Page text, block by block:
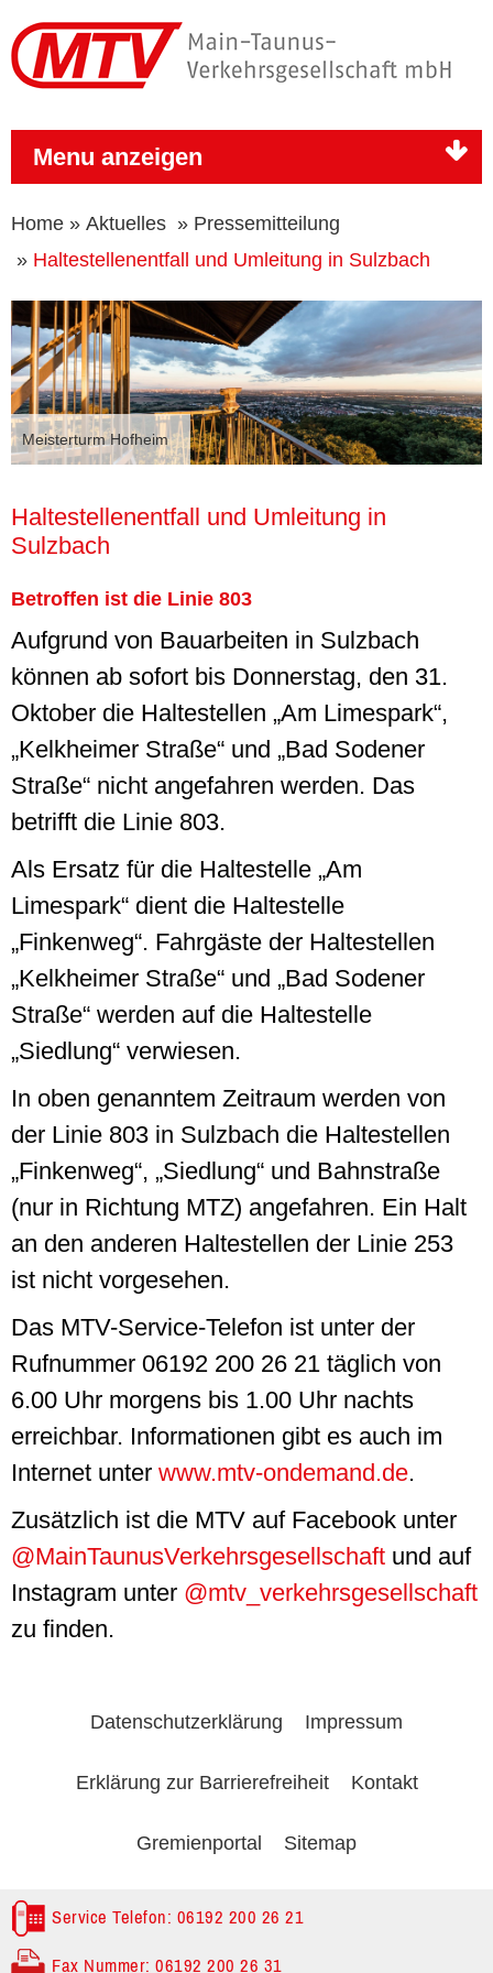
Menu anzeigen
Home » Aktuelles » Pressemitteilung
» Haltestellenentfall und Umleitung in Sulzbach
Meisterturm Hofheim
Haltestellenentfall und Umleitung in
Sulzbach
Betroffen ist die Linie 803
Aufgrund von Bauarbeiten in Sulzbach
können ab sofort bis Donnerstag, den 31.
Oktober die Haltestellen „Am Limespark“,
„Kelkheimer Straße“ und „Bad Sodener
Straße“ nicht angefahren werden. Das
betrifft die Linie 803.
Als Ersatz für die Haltestelle „Am
Limespark“ dient die Haltestelle
„Finkenweg“. Fahrgäste der Haltestellen
„Kelkheimer Straße“ und „Bad Sodener
Straße“ werden auf die Haltestelle
„Siedlung“ verwiesen.
In oben genanntem Zeitraum werden von
der Linie 803 in Sulzbach die Haltestellen
„Finkenweg“, „Siedlung“ und Bahnstraße
(nur in Richtung MTZ) angefahren. Ein Halt
an den anderen Haltestellen der Linie 253
ist nicht vorgesehen.
Das MTV-Service-Telefon ist unter der
Rufnummer 06192 200 26 21 täglich von
6.00 Uhr morgens bis 1.00 Uhr nachts
erreichbar. Informationen gibt es auch im
Internet unter www.mtv-ondemand.de.
Zusätzlich ist die MTV aufFacebook unter
@MainTaunusVerkehrsgesellschaft und auf
Instagram unter @mtv_verkehrsgesellschaft
zu finden.
Datenschutzerklärung Impressum
Erklärung zur Barrierefreiheit Kontakt
Gremienportal Sitemap
Service Telefon: 06192 200 26 21